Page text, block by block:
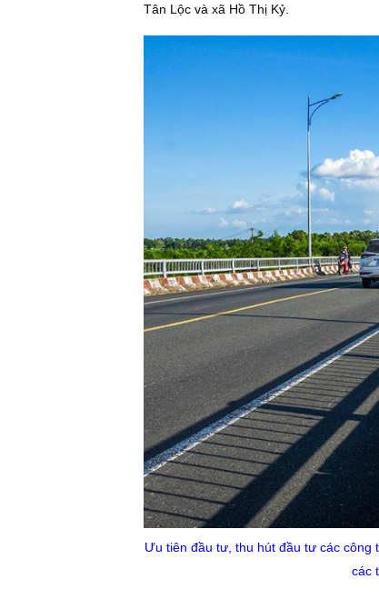
Tân Lộc và xã Hồ Thị Kỷ.
Ưu tiên đầu tư, thu hút đầu tư các công
các